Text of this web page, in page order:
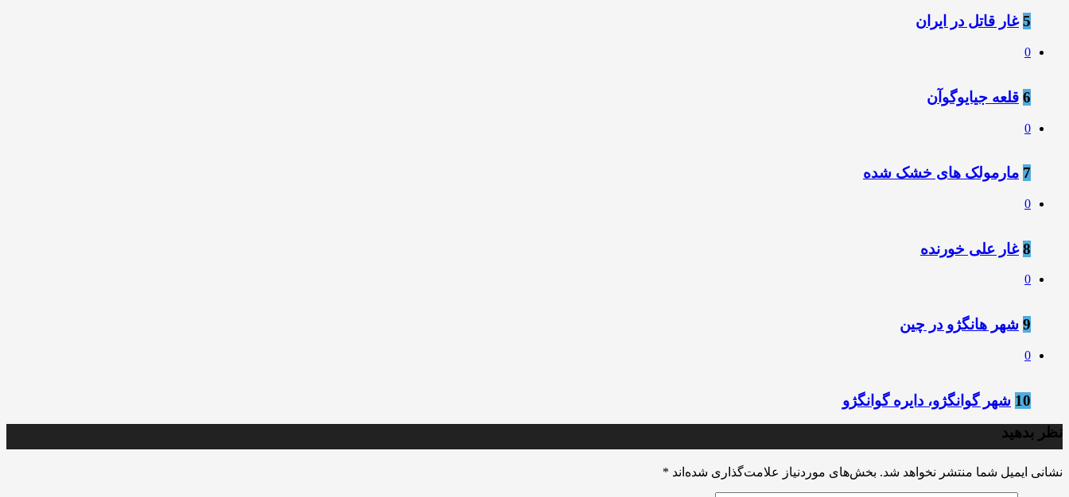
5 غار قاتل در ایران
0
6 قلعه جیایوگوآن
0
7 مارمولک‌ های خشک‌ شده‌
0
8 غار علی خورنده
0
9 شهر هانگژو در چین
0
10 شهر گوانگژو، دایره گوانگژو
نظر بدهید
نشانی ایمیل شما منتشر نخواهد شد. بخش‌های موردنیاز علامت‌گذاری شده‌اند *